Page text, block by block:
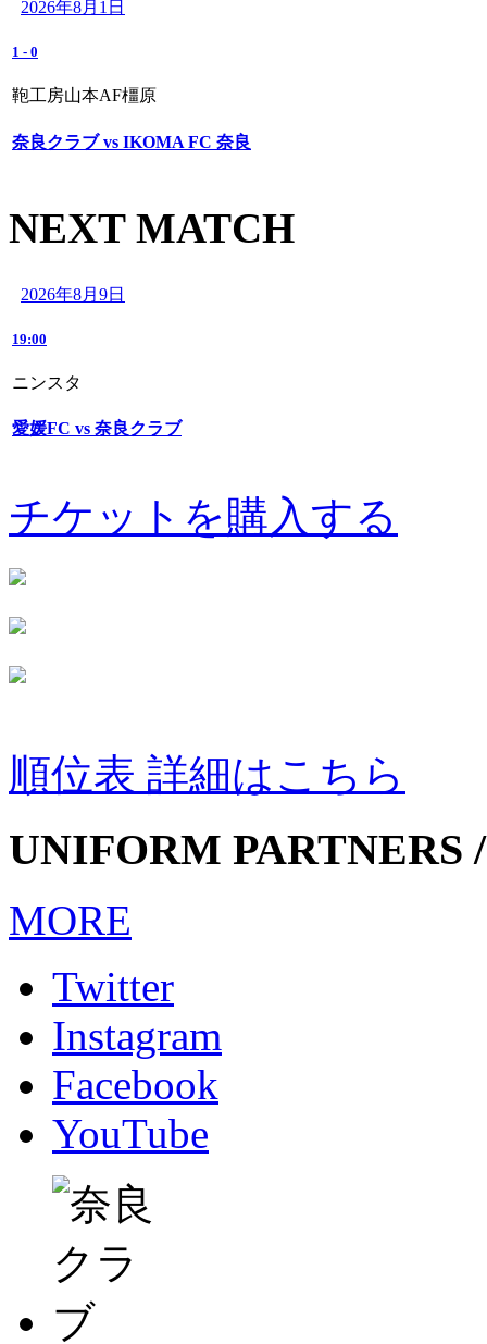
2026年8月1日
1 - 0
鞄工房山本AF橿原
奈良クラブ vs IKOMA FC 奈良
NEXT MATCH
2026年8月9日
19:00
ニンスタ
愛媛FC vs 奈良クラブ
チケットを購入する
順位表 詳細はこちら
UNIFORM PARTNERS
MORE
Twitter
Instagram
Facebook
YouTube